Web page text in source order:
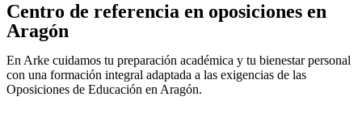
Centro de referencia en oposiciones en
Aragón
En Arke cuidamos tu preparación académica y tu bienestar personal
con una formación integral adaptada a las exigencias de las
Oposiciones de Educación en Aragón.